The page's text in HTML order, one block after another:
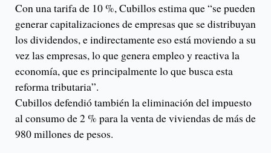
Con una tarifa de 10 %, Cubillos estima que “se pueden
generar capitalizaciones de empresas que se distribuyan
los dividendos, e indirectamente eso está moviendo a su
vez las empresas, lo que genera empleo y reactiva la
economía, que es principalmente lo que busca esta
reforma tributaria”.
Cubillos defendió también la eliminación del impuesto
al consumo de 2 % para la venta de viviendas de más de
980 millones de pesos.